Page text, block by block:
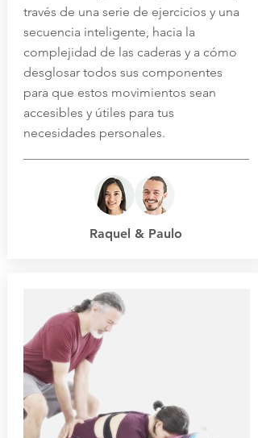
través de una serie de ejercicios y una
secuencia inteligente, hacia la
complejidad de las caderas y a cómo
desglosar todos sus componentes
para que estos movimientos sean
accesibles y útiles para tus
necesidades personales.
Raquel & Paulo